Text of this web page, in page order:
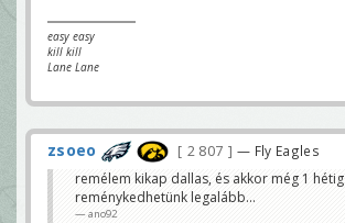
easy easy
kill kill
Lane Lane
zsoeo 2 807 — Fly Eagles
remélem kikap dallas, és akkor még 1 hétig
reménykedhetünk legalább...
ano92